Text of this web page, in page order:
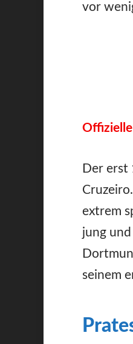
vor
Der erst
extrem
jung
seinem